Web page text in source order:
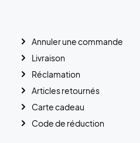
Annuler une commande
Livraison
Réclamation
Articles retournés
Carte cadeau
Code de réduction